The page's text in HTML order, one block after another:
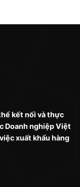
kết nối và thực
Doanh nghiệp Việt
xuất khẩu hàng